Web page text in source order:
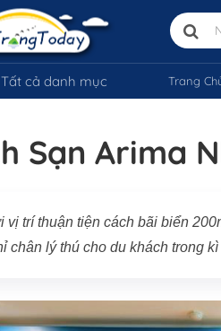
Tất cả danh mục Trang
Sạn Arima
vị trí thuận tiện cách bãi biển
chân lý thú cho du khách trong